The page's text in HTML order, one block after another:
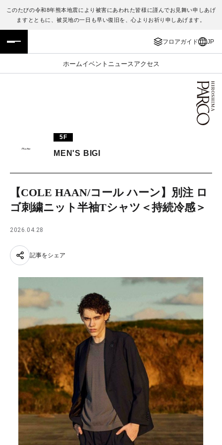
このたびの令和8年熊本地震により被害にあわれた皆様に謹んでお見舞い申しあげ
ますとともに、被災地の一日も早い復旧を、心よりお祈り申しあげます。
フロアガイド JP
ホームイベント ニュース アクセス
フロアガイド
施設案内・アクセス
TAX FREE
JP
ENGLISH
繁体字
日本語
5F
MEN'S BIGI
【COLE HAAN/コール ハーン】別注 ロ
ゴ刺繍ニット半袖Tシャツ＜持続冷感＞
2026.04.28
記事をシェア